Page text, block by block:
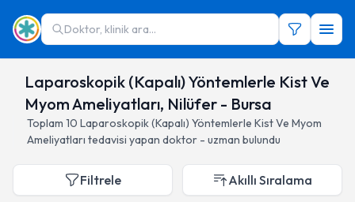
Doktor, klinik ara...
Laparoskopik (Kapalı) Yöntemlerle Kist Ve
Myom Ameliyatları, Nilüfer - Bursa
Toplam 10 Laparoskopik (Kapalı) Yöntemlerle Kist Ve Myom
Ameliyatları tedavisi yapan doktor - uzman bulundu
Filtrele Akıllı Sıralama